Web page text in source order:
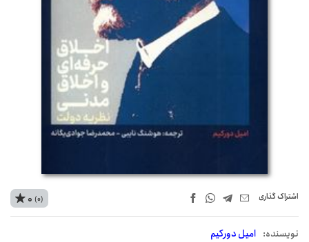
اشتراک‌ گذاری
نويسنده: امیل دورکیم
0 (0)